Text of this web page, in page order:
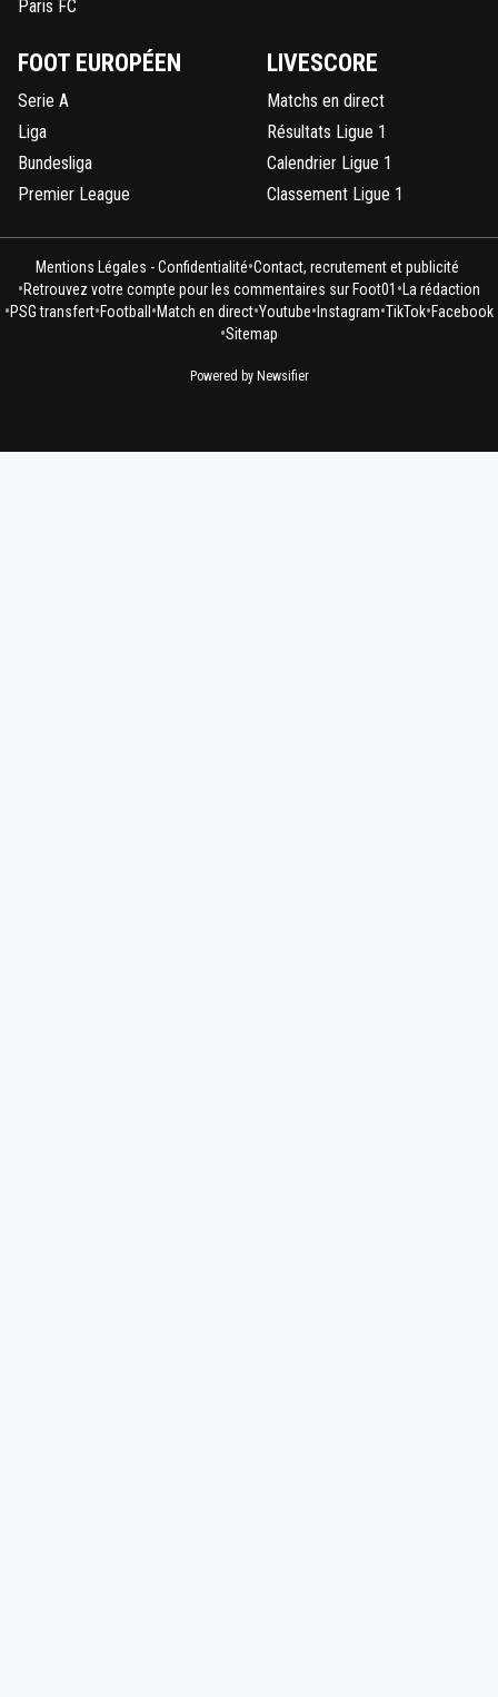
Paris FC
FOOT EUROPÉEN
Serie A
Liga
Bundesliga
Premier League
LIVESCORE
Matchs en direct
Résultats Ligue 1
Calendrier Ligue 1
Classement Ligue 1
Mentions Légales - Confidentialité•Contact, recrutement et publicité
•Retrouvez votre compte pour les commentaires sur Foot01 •La rédaction
•PSG transfert•Football •Match en direct•Youtube• Instagram•TikTok•Facebook
•Sitemap
Powered by Newsifier